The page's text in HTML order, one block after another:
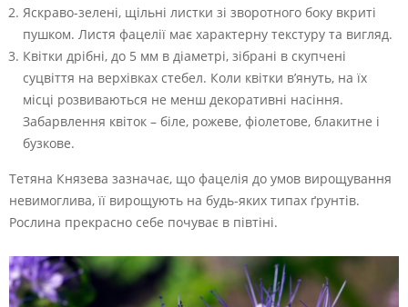
Яскраво-зелені, щільні листки зі зворотного боку вкриті
пушком. Листя фацелії має характерну текстуру та вигляд.
Квітки дрібні, до 5 мм в діаметрі, зібрані в скупчені
суцвіття на верхівках стебел. Коли квітки в’януть, на їх
місці розвиваються не менш декоративні насіння.
Забарвлення квіток – біле, рожеве, фіолетове, блакитне і
бузкове.
Тетяна Князева зазначає, що фацелія до умов вирощування
невимоглива, її вирощують на будь-яких типах ґрунтів.
Рослина прекрасно себе почуває в півтіні.